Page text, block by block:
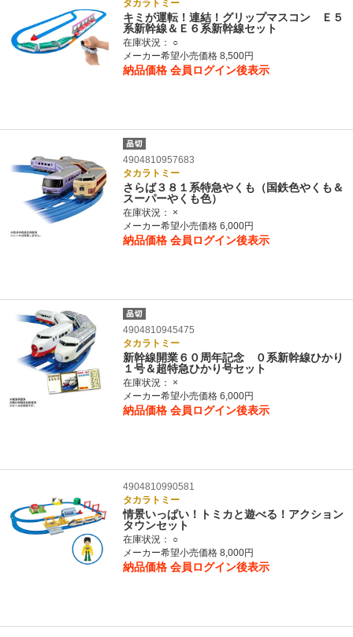
タカラトミー
キミが運転！連結！グリップマスコン Ｅ５
系新幹線＆Ｅ６系新幹線セット
在庫状況：
○
メーカー希望小売価格 8,500円
納品価格 会員ログイン後表示
4904810957683
タカラトミー
さらば３８１系特急やくも（国鉄色やくも＆
スーパーやくも色）
在庫状況：
×
メーカー希望小売価格 6,000円
納品価格 会員ログイン後表示
4904810945475
タカラトミー
新幹線開業６０周年記念 ０系新幹線ひかり
１号＆超特急ひかり号セット
在庫状況：
×
メーカー希望小売価格 6,000円
納品価格 会員ログイン後表示
4904810990581
タカラトミー
情景いっぱい！トミカと遊べる！アクション
タウンセット
在庫状況：
○
メーカー希望小売価格 8,000円
納品価格 会員ログイン後表示